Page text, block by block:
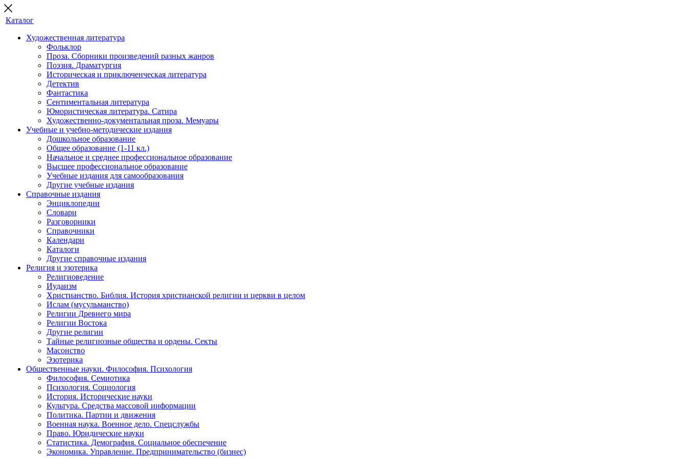
Каталог
Художественная литература
Фольклор
Проза. Сборники произведений разных жанров
Поэзия. Драматургия
Историческая и приключенческая литература
Детектив
Фантастика
Сентиментальная литература
Юмористическая литература. Сатира
Художественно-документальная проза. Мемуары
Учебные и учебно-методические издания
Дошкольное образование
Общее образование (1-11 кл.)
Начальное и среднее профессиональное образование
Высшее профессиональное образование
Учебные издания для самообразования
Другие учебные издания
Справочные издания
Энциклопедии
Словари
Разговорники
Справочники
Календари
Каталоги
Другие справочные издания
Религия и эзотерика
Религиоведение
Иудаизм
Христианство. Библия. История христианской религии и церкви в целом
Ислам (мусульманство)
Религии Древнего мира
Религии Востока
Другие религии
Тайные религиозные общества и ордены. Секты
Масонство
Эзотерика
Общественные науки. Философия. Психология
Философия. Семиотика
Психология. Социология
История. Исторические науки
Культура. Средства массовой информации
Политика. Партии и движения
Военная наука. Военное дело. Спецслужбы
Право. Юридические науки
Статистика. Демография. Социальное обеспечение
Экономика. Управление. Предпринимательство (бизнес)